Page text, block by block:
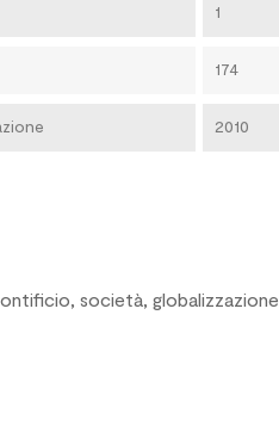
1
174
2010
società, globalizzazione